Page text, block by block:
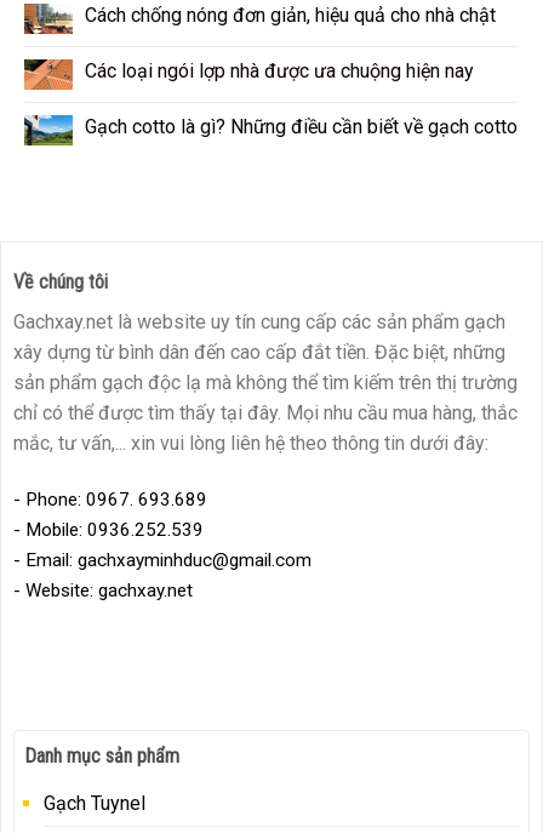
Cách chống nóng đơn giản, hiệu quả cho nhà chật
Các loại ngói lợp nhà được ưa chuộng hiện nay
Gạch cotto là gì? Những điều cần biết về gạch cotto
Về chúng tôi
Gachxay.net là website uy tín cung cấp các sản phẩm gạch
xây dựng từ bình dân đến cao cấp đắt tiền. Đặc biệt, những
sản phẩm gạch độc lạ mà không thể tìm kiếm trên thị trường
chỉ có thể được tìm thấy tại đây. Mọi nhu cầu mua hàng, thắc
mắc, tư vấn,... xin vui lòng liên hệ theo thông tin dưới đây:
- Phone: 0967. 693.689
- Mobile: 0936.252.539
- Email: gachxayminhduc@gmail.com
- Website: gachxay.net
Danh mục sản phẩm
Gạch Tuynel